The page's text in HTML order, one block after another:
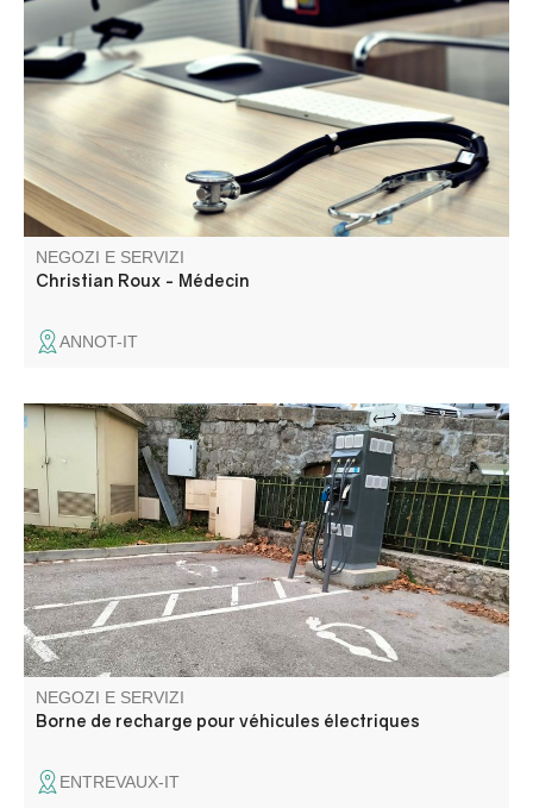
Christian Roux è un medico generico che riceve i pazienti
senza appuntamento.
NEGOZI E SERVIZI
Christian Roux - Médecin
ANNOT-IT
La rete comprende punti di ricarica veloci e accelerati. I
punti di ricarica sono disponibili con o senza
abbonamento.
NEGOZI E SERVIZI
Borne de recharge pour véhicules électriques
ENTREVAUX-IT